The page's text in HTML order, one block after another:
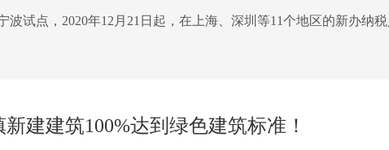
波试点，2020年12月21日起，在上海、深圳等11个地区的新办纳
建建筑100%达到绿色建筑标准！